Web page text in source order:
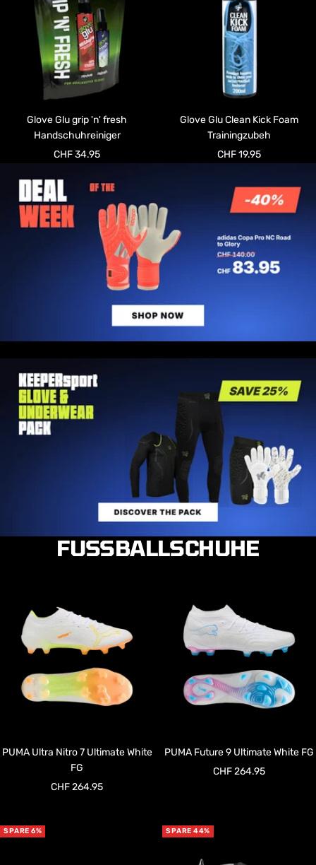
Glove Glu grip 'n' fresh
Handschuhreiniger
Angebotspreis
CHF 34.95
Glove Glu Clean Kick Foam
Trainingzubeh
Angebotspreis
CHF 19.95
FUSSBALLSCHUHE
PUMA Ultra Nitro 7 Ultimate White
FG
Angebotspreis
CHF 264.95
PUMA Future 9 Ultimate White FG
Angebotspreis
CHF 264.95
SPARE 6% SPARE 44%